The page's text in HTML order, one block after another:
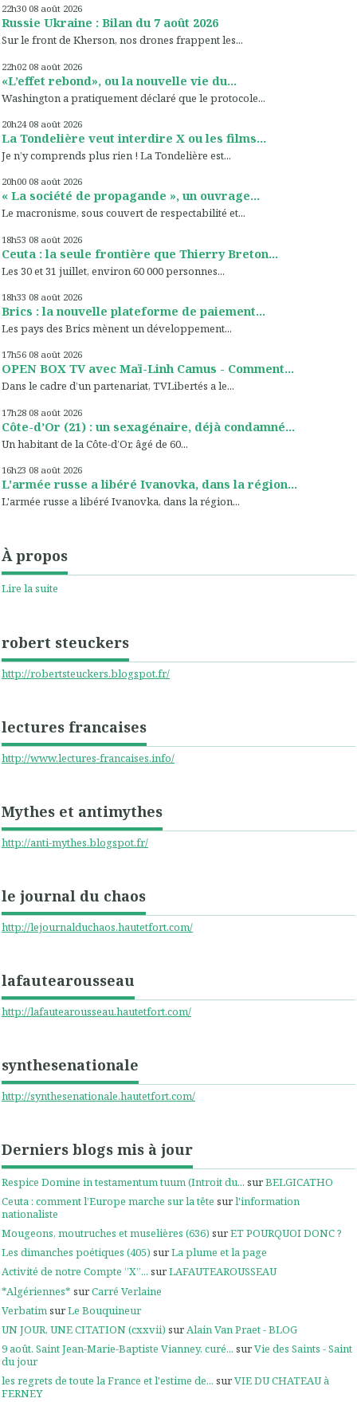
22h30 08 août 2026
Russie Ukraine : Bilan du 7 août 2026
Sur le front de Kherson, nos drones frappent les...
22h02 08 août 2026
«L’effet rebond», ou la nouvelle vie du...
Washington a pratiquement déclaré que le protocole...
20h24 08 août 2026
La Tondelière veut interdire X ou les films...
Je n’y comprends plus rien ! La Tondelière est...
20h00 08 août 2026
« La société de propagande », un ouvrage...
Le macronisme, sous couvert de respectabilité et...
18h53 08 août 2026
Ceuta : la seule frontière que Thierry Breton...
Les 30 et 31 juillet, environ 60 000 personnes...
18h33 08 août 2026
Brics : la nouvelle plateforme de paiement...
Les pays des Brics mènent un développement...
17h56 08 août 2026
OPEN BOX TV avec Maï-Linh Camus - Comment...
Dans le cadre d’un partenariat, TVLibertés a le...
17h28 08 août 2026
Côte-d’Or (21) : un sexagénaire, déjà condamné...
Un habitant de la Côte-d’Or, âgé de 60...
16h23 08 août 2026
L'armée russe a libéré Ivanovka, dans la région...
L'armée russe a libéré Ivanovka, dans la région...
À propos
Lire la suite
robert steuckers
http://robertsteuckers.blogspot.fr/
lectures francaises
http://www.lectures-francaises.info/
Mythes et antimythes
http://anti-mythes.blogspot.fr/
le journal du chaos
http://lejournalduchaos.hautetfort.com/
lafautearousseau
http://lafautearousseau.hautetfort.com/
synthesenationale
http://synthesenationale.hautetfort.com/
Derniers blogs mis à jour
Respice Domine in testamentum tuum (Introit du... surBELGICATHO
Ceuta : comment l’Europe marche sur la tête surl'information
nationaliste
Mougeons, moutruches et muselières (636) surET POURQUOI DONC ?
Les dimanches poétiques (405) surLa plume et la page
Activité de notre Compte ”X”... surLAFAUTEAROUSSEAU
*Algériennes* surCarré Verlaine
VerbatimsurLe Bouquineur
UN JOUR, UNE CITATION (cxxvii) surAlain Van Praet - BLOG
9 août. Saint Jean-Marie-Baptiste Vianney, curé... surVie des Saints - Saint
du jour
les regrets de toute la France et l'estime de... surVIE DU CHATEAU à
FERNEY